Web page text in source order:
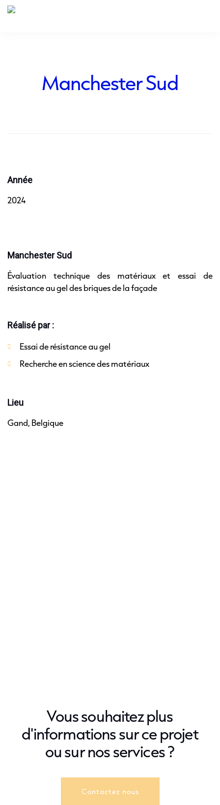
Manchester Sud
Année
2024
Manchester Sud
Évaluation technique des matériaux et essai de
résistance au gel des briques de la façade
Réalisé par :
Essai de résistance au gel
Recherche en science des matériaux
Lieu
Gand, Belgique
Vous souhaitez plus
d'informations sur ce projet
ou sur nos services ?
Contactez nous